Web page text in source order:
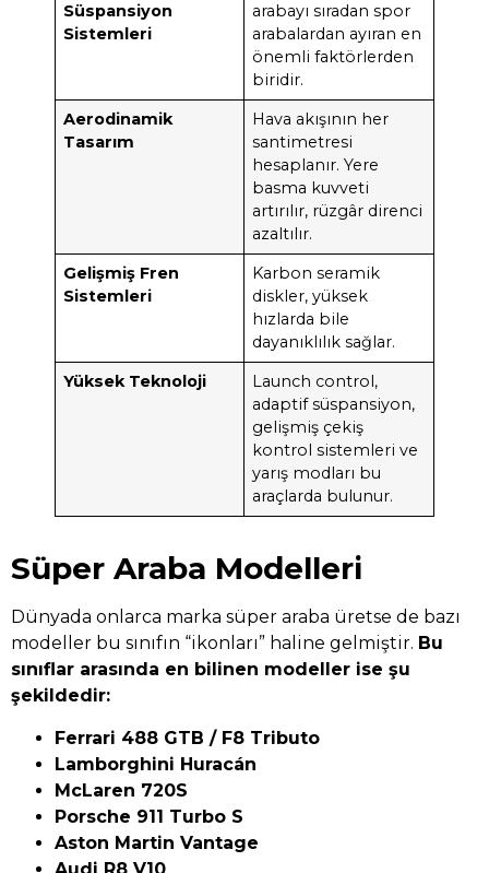
Süspansiyon
Sistemleri
arabayı sıradan spor
arabalardan ayıran en
önemli faktörlerden
biridir.
Aerodinamik
Tasarım
Hava akışının her
santimetresi
hesaplanır. Yere
basma kuvveti
artırılır, rüzgâr direnci
azaltılır.
Gelişmiş Fren
Sistemleri
Karbon seramik
diskler, yüksek
hızlarda bile
dayanıklılık sağlar.
Yüksek Teknoloji
Launch control,
adaptif süspansiyon,
gelişmiş çekiş
kontrol sistemleri ve
yarış modları bu
araçlarda bulunur.
Süper Araba Modelleri
Dünyada onlarca marka süper araba üretse de bazı
modeller bu sınıfın “ikonları” haline gelmiştir. Bu
sınıflar arasında en bilinen modeller ise şu
şekildedir:
Ferrari 488 GTB / F8 Tributo
Lamborghini Huracán
McLaren 720S
Porsche 911 Turbo S
Aston Martin Vantage
Audi R8 V10